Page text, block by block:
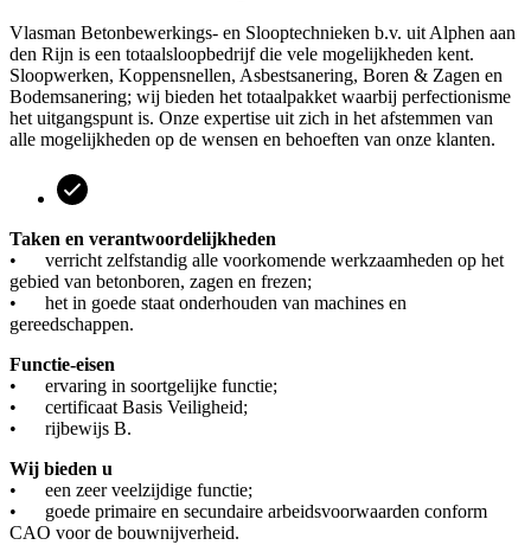
Vlasman Betonbewerkings- en Slooptechnieken b.v. uit Alphen aan
den Rijn is een totaalsloopbedrijf die vele mogelijkheden kent.
Sloopwerken, Koppensnellen, Asbestsanering, Boren & Zagen en
Bodemsanering; wij bieden het totaalpakket waarbij perfectionisme
het uitgangspunt is. Onze expertise uit zich in het afstemmen van
alle mogelijkheden op de wensen en behoeften van onze klanten.
Taken en verantwoordelijkheden
• verricht zelfstandig alle voorkomende werkzaamheden op het
gebied van betonboren, zagen en frezen;
• het in goede staat onderhouden van machines en
gereedschappen.
Functie-eisen
• ervaring in soortgelijke functie;
• certificaat Basis Veiligheid;
• rijbewijs B.
Wij bieden u
• een zeer veelzijdige functie;
• goede primaire en secundaire arbeidsvoorwaarden conform
CAO voor de bouwnijverheid.